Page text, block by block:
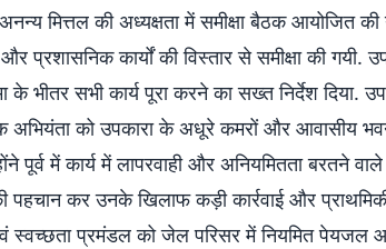
मित्तल की अध्यक्षता में समीक्षा बैठक आयोजित
प्रशासनिक कार्यों की विस्तार से समीक्षा की गयी.
के भीतर सभी कार्य पूरा करने का सख्त निर्देश दिया.
अभियंता को उपकारा के अधूरे कमरों और आवासीय
पूर्व में कार्य में लापरवाही और अनियमितता बरतने
कर उनके खिलाफ कड़ी कार्रवाई और
स्वच्छता प्रमंडल को जेल परिसर में नियमित पेयजल